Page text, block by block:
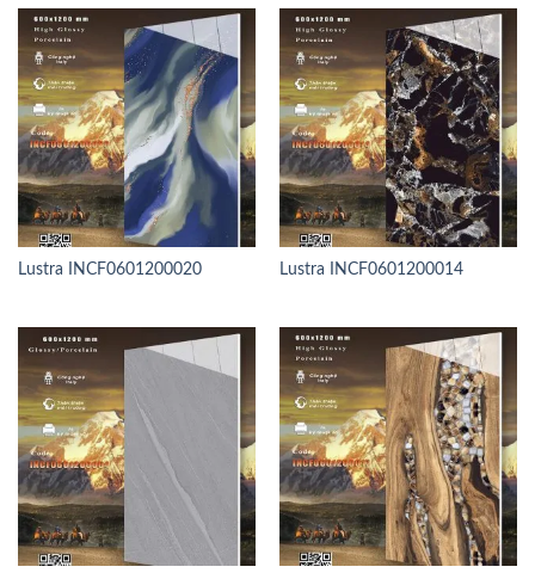
Lustra INCF0601200020 Lustra INCF0601200014